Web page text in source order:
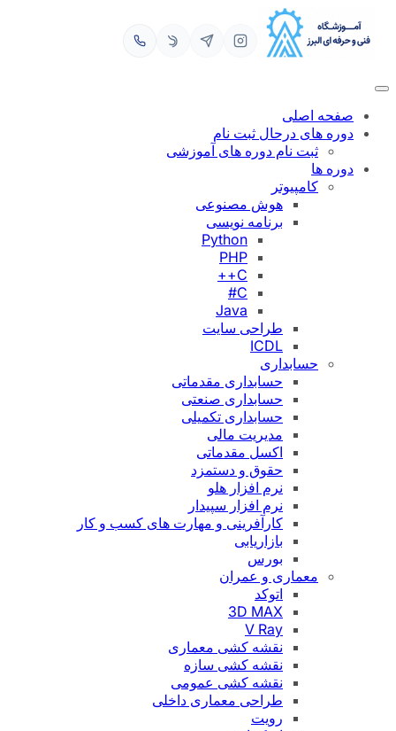
محتوا
صفحه اصلی
دوره های درحال ثبت نام
ثبت نام دوره های آموزشی
دوره ها
کامپیوتر
هوش مصنوعی
برنامه نویسی
Python
PHP
C++
C#
Java
طراحی سایت
ICDL
حسابداری
حسابداری مقدماتی
حسابداری صنعتی
حسابداری تکمیلی
مدیریت مالی
اکسل مقدماتی
حقوق و دستمزد
نرم افزار هلو
نرم افزار سپیدار
کارآفرینی و مهارت های کسب و کار
بازاریابی
بورس
معماری و عمران
اتوکد
3D MAX
V Ray
نقشه کشی معماری
نقشه کشی سازه
نقشه کشی عمومی
طراحی معماری داخلی
رویت